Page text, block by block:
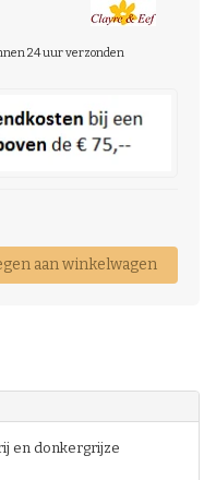
24 uur verzonden
aan winkelwagen
en donkergrijze